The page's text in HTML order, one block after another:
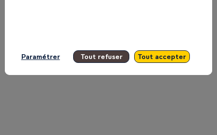
2026
|
Paramétrer Tout refuser Tout accepter